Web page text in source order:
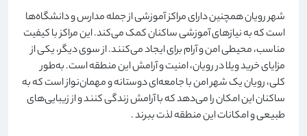
شهر رویان همچنین دارای مراکز آموزشی از جمله مدارس و دانشگاه‌ها
است که به نیازهای آموزشی ساکنان کمک می‌کند. این مراکز با کیفیت
مناسب، محیطی امن و آرام برای ایجاد می‌کنند. از سوی دیگر، یکی از
مزایای خرید ویلا در رویان، امنیت و آرامش این منطقه است. به‌طور
کلی، رویان یک شهر امن با جامعه‌ای دوستانه و مهمان‌نواز است که به
ساکنان این امکان را می‌دهد که با آرامش زندگی کنند و از زیبایی‌های
طبیعی و امکانات این منطقه لذت ببرند.